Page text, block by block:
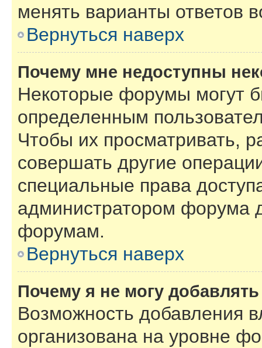
менять варианты ответов
Вернуться наверх
Почему мне недоступны
Некоторые форумы могут
определенным
Чтобы их просматривать,
совершать другие
специальные права
администратором форума
форумам.
Вернуться наверх
Почему я не могу
Возможность добавления
организована на уровне